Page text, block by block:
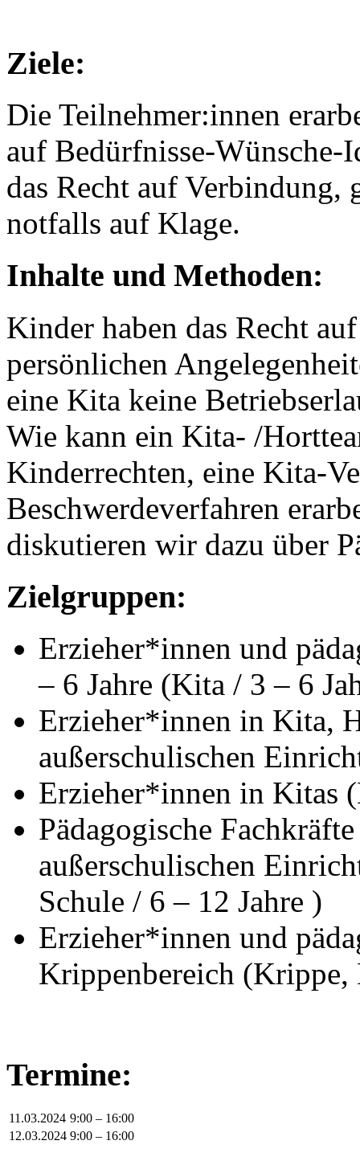
Ziele:
Die Teilnehmer:innen
auf Bedürfnisse-Wünsche-
das Recht auf Verbindung,
notfalls auf Klage.
Inhalte und Methoden:
Kinder haben das Recht
persönlichen
eine Kita keine
Wie kann ein Kita- /
Kinderrechten, eine Kita-
Beschwerdeverfahren
diskutieren wir dazu über
Zielgruppen:
Erzieher*innen und
– 6 Jahre (Kita / 3 – 6
Erzieher*innen in Kita,
außerschulischen
Erzieher*innen in Kitas
Pädagogische
außerschulischen
Schule / 6 – 12 Jahre )
Erzieher*innen und
Krippenbereich
Termine:
11.03.2024 9:00 – 16:00
12.03.2024 9:00 – 16:00